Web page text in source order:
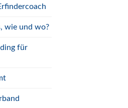
wie und wo?
für